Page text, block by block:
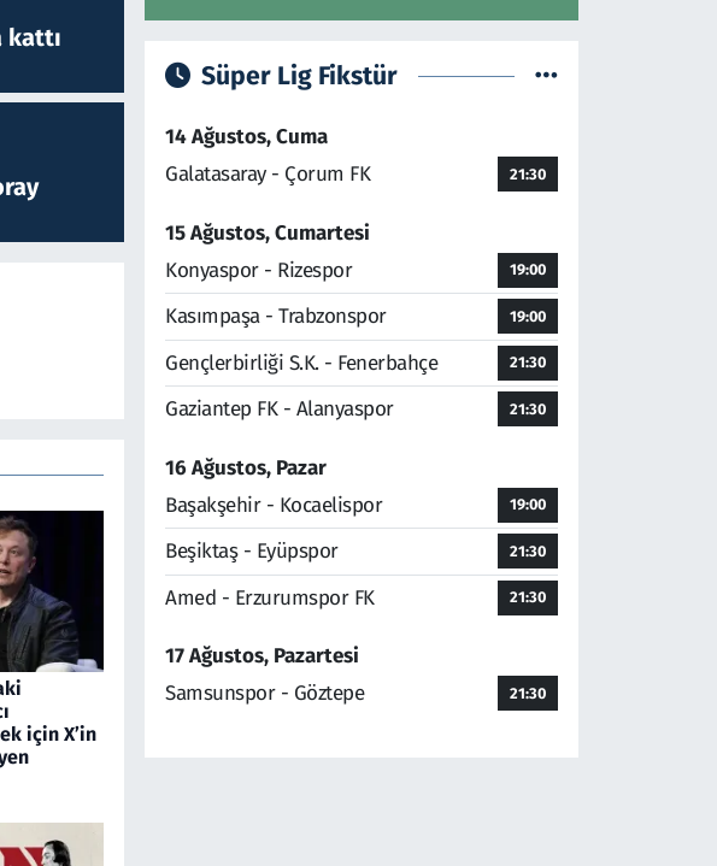
kattı
için X’in
Süper Lig Fikstür
14 Ağustos, Cuma
Galatasaray - Çorum FK
21:30
15 Ağustos, Cumartesi
Konyaspor - Rizespor
19:00
Kasımpaşa - Trabzonspor 19:00
Gençlerbirliği S.K. - Fenerbahçe 21:30
Gaziantep FK - Alanyaspor 21:30
16 Ağustos, Pazar
Başakşehir - Kocaelispor
19:00
Beşiktaş - Eyüpspor 21:30
Amed - Erzurumspor FK 21:30
17 Ağustos, Pazartesi
Samsunspor - Göztepe
21:30